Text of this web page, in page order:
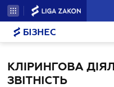
БІЗНЕС
КЛІРИНГОВА
ЗВІТНІСТЬ